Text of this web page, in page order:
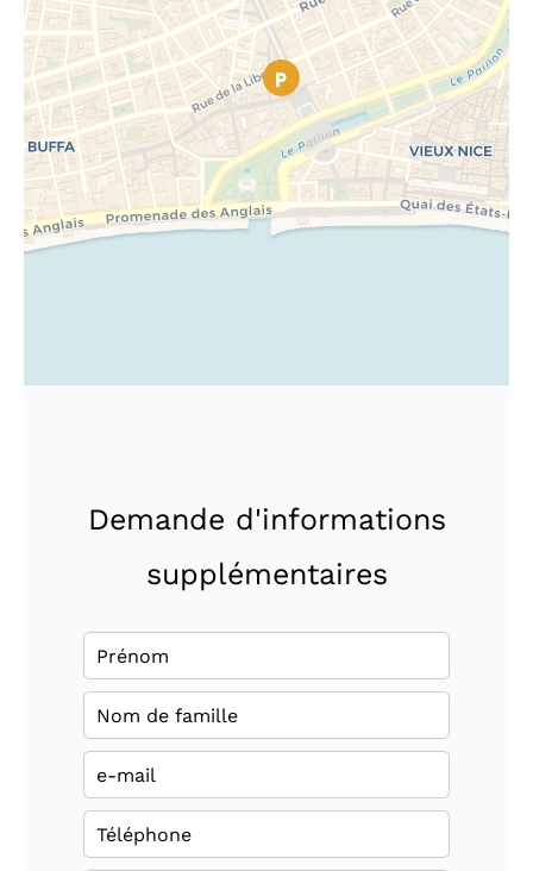
Demande d'informations
supplémentaires